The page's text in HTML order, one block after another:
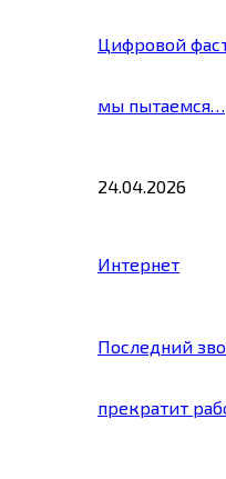
Цифровой
мы пытаемся…
24.04.2026
Интернет
Последний
прекратит